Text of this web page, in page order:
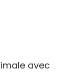
avec